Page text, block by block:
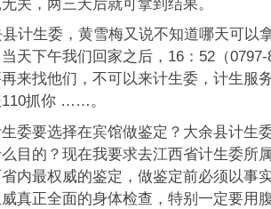
关，两三天后就可拿到结果。
计生委，黄雪梅又说不知道哪天可以
天下午我们回家之后，16：52（
来找他们，不可以来计生委，计生服
抓你 ……。
委要选择在宾馆做鉴定？大余县计生
目的？现在我要求去江西省计生委所
内最权威的鉴定，做鉴定前必须以事
真正全面的身体检查，特别一定要用